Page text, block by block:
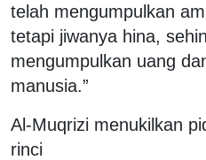
telah mengumpulkan
tetapi jiwanya hina,
mengumpulkan uang
manusia.”
Al-Muqrizi menukilkan
rinci